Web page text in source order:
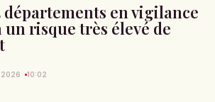
départements en vigilance
un risque très élevé de
2026 10:02